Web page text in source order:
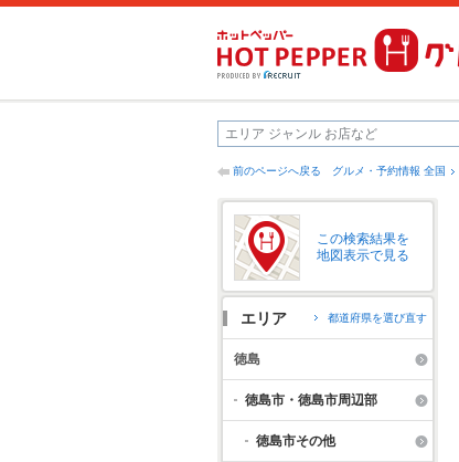
前のページへ戻る グルメ・予約情報 全国
この検索結果を
地図表示で見る
エリア 都道府県を選び直す
徳島
徳島市・徳島市周辺部
徳島市その他